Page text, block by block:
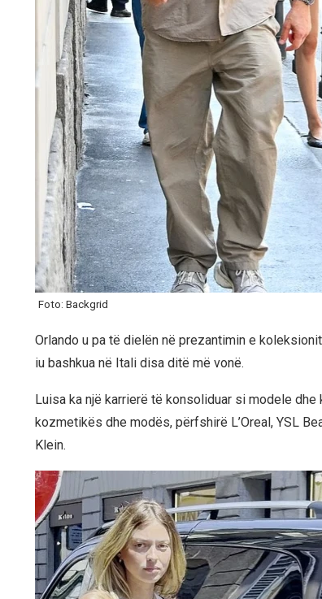
Foto: Backgrid
Orlando u pa të dielën në prezantimin e
iu bashkua në Itali disa ditë më vonë.
Luisa ka një karrierë të konsoliduar si modele
kozmetikës dhe modës, përfshirë L’Oreal, YSL
Klein.